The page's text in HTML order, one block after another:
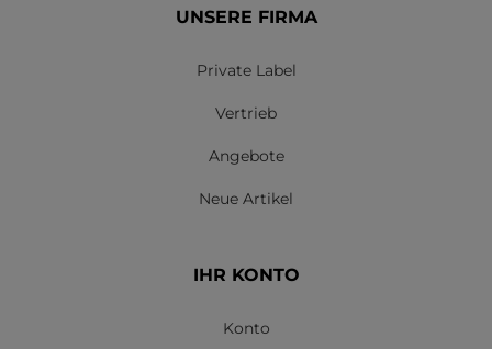
UNSERE FIRMA
Private Label
Vertrieb
Angebote
Neue Artikel
IHR KONTO
Konto